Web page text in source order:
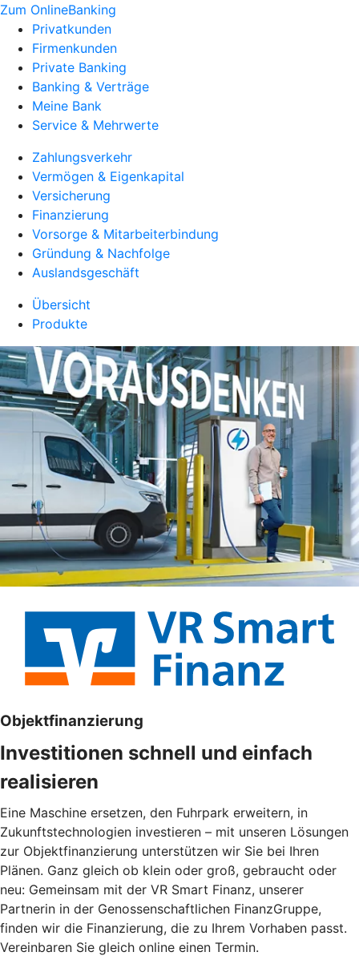
Zum OnlineBanking
Privatkunden
Firmenkunden
Private Banking
Banking & Verträge
Meine Bank
Service & Mehrwerte
Zahlungsverkehr
Vermögen & Eigenkapital
Versicherung
Finanzierung
Vorsorge & Mitarbeiterbindung
Gründung & Nachfolge
Auslandsgeschäft
Übersicht
Produkte
Objektfinanzierung
Investitionen schnell und einfach
realisieren
Eine Maschine ersetzen, den Fuhrpark erweitern, in
Zukunftstechnologien investieren – mit unseren Lösungen
zur Objektfinanzierung unterstützen wir Sie bei Ihren
Plänen. Ganz gleich ob klein oder groß, gebraucht oder
neu: Gemeinsam mit der VR Smart Finanz, unserer
Partnerin in der Genossenschaftlichen FinanzGruppe,
finden wir die Finanzierung, die zu Ihrem Vorhaben passt.
Vereinbaren Sie gleich online einen Termin.